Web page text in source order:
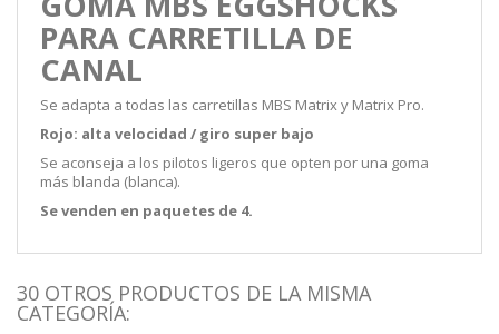
PARA CARRETILLA DE
CANAL
Se adapta a todas las carretillas MBS Matrix y Matrix Pro.
Rojo: alta velocidad / giro super bajo
Se aconseja a los pilotos ligeros que opten por una goma
más blanda (blanca).
Se venden en paquetes de 4.
30 OTROS PRODUCTOS DE LA MISMA
CATEGORÍA: